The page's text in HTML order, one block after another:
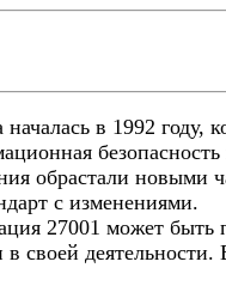
в 1992 году,
безопасность
обрастали новыми
с изменениями.
27001 может быть
в своей